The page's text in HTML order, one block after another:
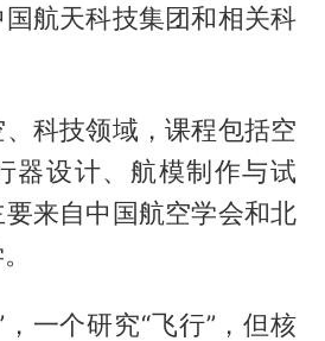
航天科技集团和相关科
科技领域，课程包括空
器设计、航模制作与试
来自中国航空学会和北
一个研究“飞行”，但核